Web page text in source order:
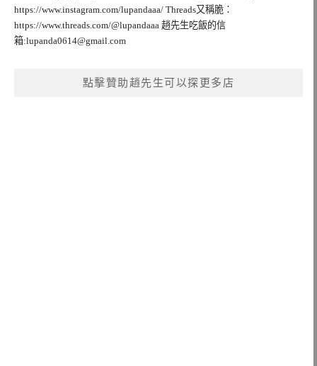
https://www.instagram.com/lupandaaa/ Threads又稱脆：
https://www.threads.com/@lupandaaa 趙先生吃飯的信
箱:lupanda0614@gmail.com
點擊贊助趙先生可以探更多店